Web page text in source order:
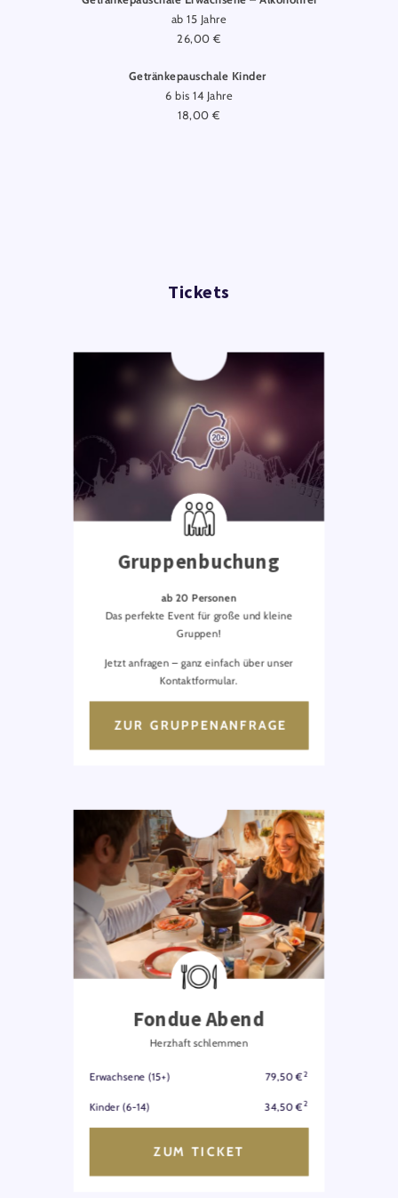
ab 15 Jahre
26,00 €
Getränkepauschale Kinder
6 bis 14 Jahre
18,00 €
Tickets
Gruppenbuchung
ab 20 Personen
Das perfekte Event für große und kleine
Gruppen!
Jetzt anfragen – ganz einfach über unser
Kontaktformular.
ZUR GRUPPENANFRAGE
Fondue Abend
Herzhaft schlemmen
Erwachsene (15+) 79,50 €2
Kinder (6-14) 34,50 €2
ZUM TICKET